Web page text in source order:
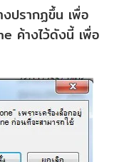
ปรากฏขึ้น เพื่อ
ค้างไว้ดังนี้ เพื่อ